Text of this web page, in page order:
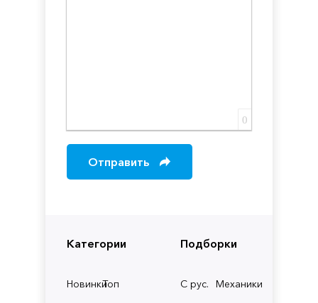
Категории
НовинкиТоп
Подборки
С рус.
Механики
0
Отправить